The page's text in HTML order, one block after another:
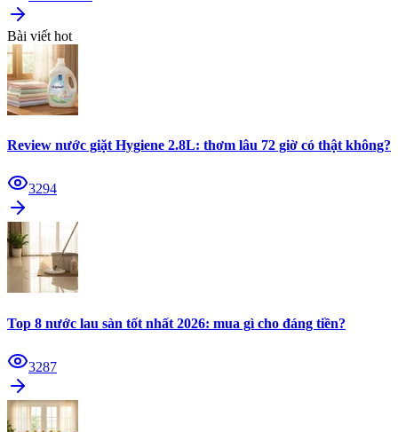
Bài viết hot
Review nước giặt Hygiene 2.8L: thơm lâu 72 giờ có thật không?
3294
Top 8 nước lau sàn tốt nhất 2026: mua gì cho đáng tiền?
3287